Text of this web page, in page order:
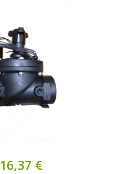
16,37 €